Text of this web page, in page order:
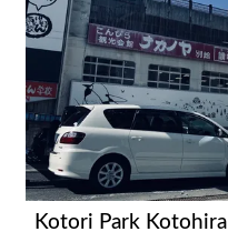
Kotori Park Kotohira